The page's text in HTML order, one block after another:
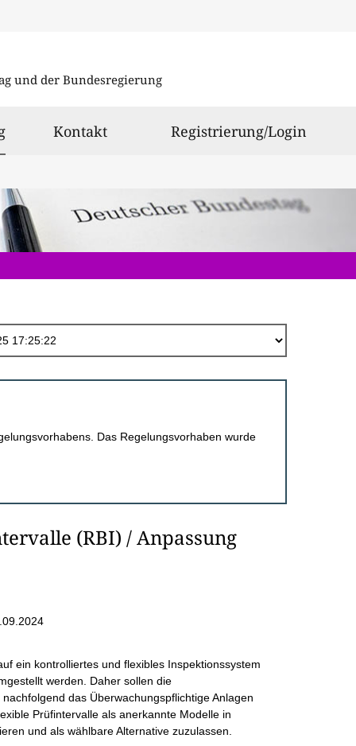
und der Bundesregierung
ausgewählt
Kontakt Registrierung/Login
Das Regelungsvorhaben wurde
(RBI) / Anpassung
ein kontrolliertes und flexibles Inspektionssystem
werden. Daher sollen die
das Überwachungspflichtige Anlagen
Prüfintervalle als anerkannte Modelle in
und als wählbare Alternative zuzulassen.